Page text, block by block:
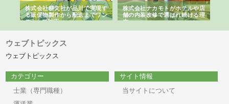
株式会社耕文社が品川で実現す
る販促物製作から配送までワン
ストップ対応
株式会社ナカモトがホテルや店
舗の内装改修で選ばれ続ける理
由
ウェブトピックス
ウェブトピックス
カテゴリー
士業（専門職種）
サイト情報
当サイトについて